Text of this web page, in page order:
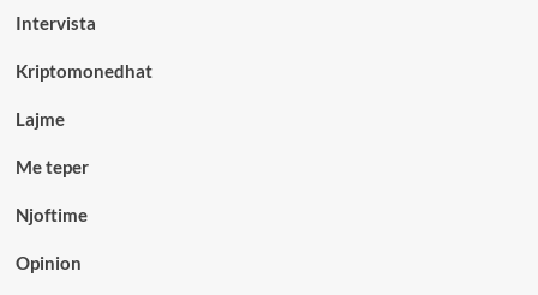
Intervista
Kriptomonedhat
Lajme
Me teper
Njoftime
Opinion